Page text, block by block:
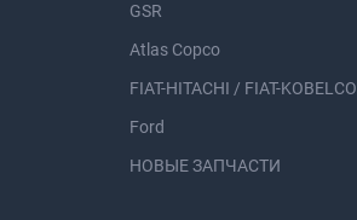
GSR
Atlas Copco
FIAT-HITACHI / FIAT-KOBELCO
Ford
НОВЫЕ ЗАПЧАСТИ